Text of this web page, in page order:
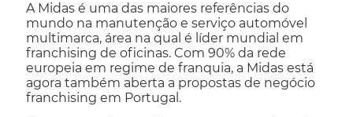
A Midas é uma das maiores referências do
mundo na manutenção e serviço automóvel
multimarca, área na qual é líder mundial em
franchising de oficinas. Com 90% da rede
europeia em regime de franquia, a Midas está
agora também aberta a propostas de negócio
franchising em Portugal.